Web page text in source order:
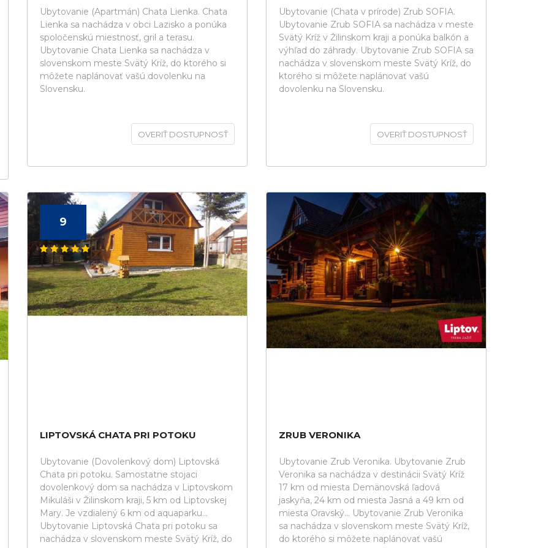
Ubytovanie (Apartmán) Chata Lienka. Chata
Lienka sa nachádza v obci Lazisko a ponúka
spoločenskú miestnosť, gril a terasu.
Ubytovanie Chata Lienka sa nachádza v
slovenskom meste Svätý Kríž, do ktorého si
môžete naplánovať vašú dovolenku na
Slovensku.
OVERIŤ DOSTUPNOSŤ
Ubytovanie (Chata v prírode) Zrub SOFIA.
Ubytovanie Zrub SOFIA sa nachádza v meste
Svätý Kríž v Žilinskom kraji a ponúka balkón a
výhľad do záhrady. Ubytovanie Zrub SOFIA sa
nachádza v slovenskom meste Svätý Kríž, do
ktorého si môžete naplánovať vašú
dovolenku na Slovensku.
OVERIŤ DOSTUPNOSŤ
9
LIPTOVSKÁ CHATA PRI POTOKU
Ubytovanie (Dovolenkový dom) Liptovská
Chata pri potoku. Samostatne stojaci
dovolenkový dom sa nachádza v Liptovskom
Mikuláši v Žilinskom kraji, 5 km od Liptovskej
Mary. Je vzdialený 6 km od aquaparku...
Ubytovanie Liptovská Chata pri potoku sa
nachádza v slovenskom meste Svätý Kríž, do
ZRUB VERONIKA
Ubytovanie Zrub Veronika. Ubytovanie Zrub
Veronika sa nachádza v destinácii Svätý Kríž
17 km od miesta Demänovská ľadová
jaskyňa, 24 km od miesta Jasná a 49 km od
miesta Oravský... Ubytovanie Zrub Veronika
sa nachádza v slovenskom meste Svätý Kríž,
do ktorého si môžete naplánovať vašú